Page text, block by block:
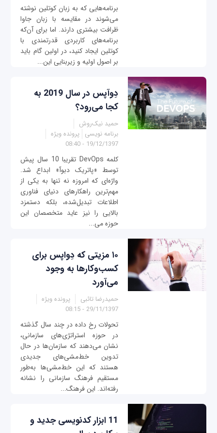
برنامه‌هایی که به زبان کوتلین نوشته
می‌شوند در مقایسه با زبان جاوا
ظرافت بیشتری دارند. اما برای آن‌که
برنامه‌های کاربردی قدرتمندی با
کوتلین ایجاد کنید، در اولین گام باید
بر اصول اولیه و زیربنایی این...
دِوآپس در سال 2019 به
کجا می‌رود؟
حمید نیک‌روش
برنامه نویسی پرونده ویژه
19/12/1397 - 08:40
کلمه DevOps تقریبا 10 سال پیش
توسط «پاتریک دبوآ» ابداع شد.
واژه‌ای که امروزه نه تنها به یکی از
مهم‌ترین راهکارهای دنیای فناوری
اطلاعات تبدیل‌شده، بلکه دستمزد
بالایی را نیز عاید متخصصان این
حوزه می‌...
۱۰ مزیتی که دِواپس برای
کسب‌وکارها به وجود
می‌آورد
حمیدرضا تائبی
پرونده ویژه
29/11/1397 - 08:15
تحولات رخ داده در چند سال گذشته
در حوزه استراتژی‌های سازمانی،
نشان می‌دهند که سازمان‌ها در حال
تدوین خط‌مشی‌های جدیدی
هستند که این خط‌مشی‌ها به‌طور
مستقیم فرهنگ ‌سازمانی را نشانه
رفته‌اند. این فرهنگ...
11 ابزار کدنویسی جدید و